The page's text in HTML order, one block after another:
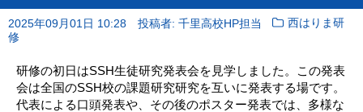
2025年09月01日 10:28 投稿者: 千里高校HP担当
西はりま研
修
研修の初日はSSH生徒研究発表会を見学しました。この発表
会は全国のSSH校の課題研究研究を互いに発表する場です。
代表による口頭発表や、その後のポスター発表では、多様な